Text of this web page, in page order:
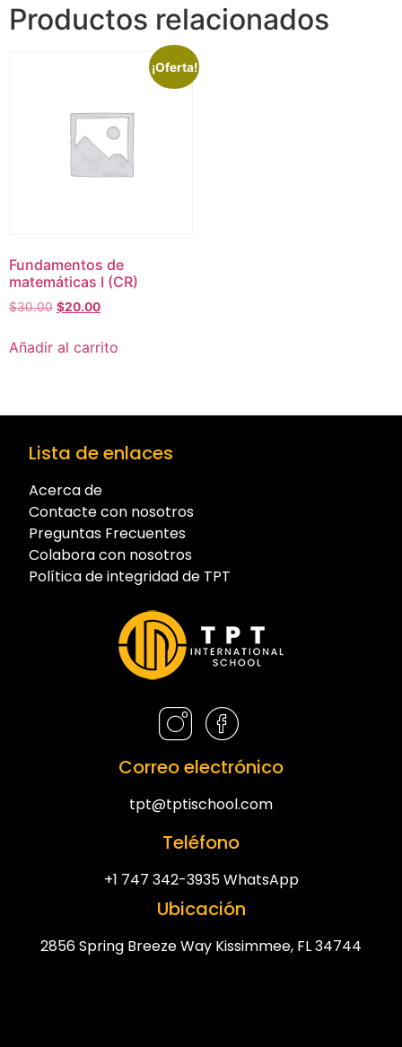
Productos relacionados
¡Oferta!
Fundamentos de
matemáticas I (CR)
$30.00 $20.00
Añadir al carrito
Lista de enlaces
Acerca de
Contacte con nosotros
Preguntas Frecuentes
Colabora con nosotros
Política de integridad de TPT
Correo electrónico
tpt@tptischool.com
Teléfono
+1 747 342-3935 WhatsApp
Ubicación
2856 Spring Breeze Way Kissimmee, FL 34744